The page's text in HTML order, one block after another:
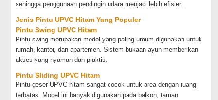
sehingga penggunaan pendingin udara menjadi lebih efisien.
Jenis Pintu UPVC Hitam Yang Populer
Pintu Swing UPVC Hitam
Pintu swing merupakan model yang paling umum digunakan untuk
rumah, kantor, dan apartemen. Sistem bukaan ayun memberikan
akses yang nyaman dan praktis.
Pintu Sliding UPVC Hitam
Pintu geser UPVC hitam sangat cocok untuk area dengan ruang
terbatas. Model ini banyak digunakan pada balkon, taman